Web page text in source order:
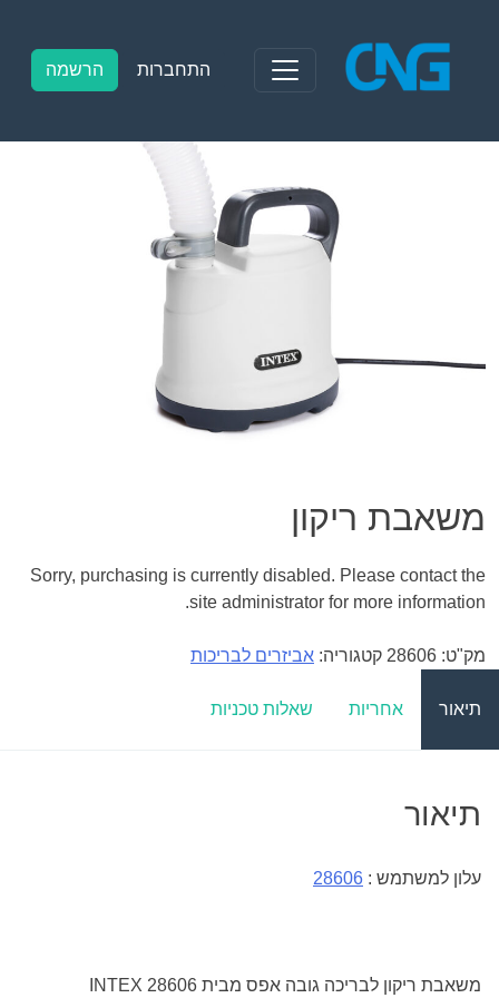
content
התחברות הרשמה
משאבת ריקון
Sorry, purchasing is currently disabled. Please contact the
site administrator for more information.
מק"ט: 28606 קטגוריה: אביזרים לבריכות
תיאור אחריות שאלות טכניות
תיאור
עלון למשתמש : 28606
משאבת ריקון לבריכה גובה אפס מבית INTEX 28606